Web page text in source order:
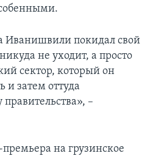
Иванишвили покидал свой
не уходит, а просто
сектор, который он
и затем оттуда
–
на грузинское